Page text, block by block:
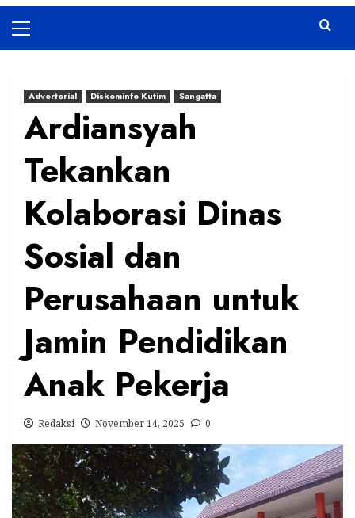
Menu
Advertorial Diskominfo Kutim Sangatta
Ardiansyah
Tekankan
Kolaborasi Dinas
Sosial dan
Perusahaan untuk
Jamin Pendidikan
Anak Pekerja
Redaksi November 14, 2025 0